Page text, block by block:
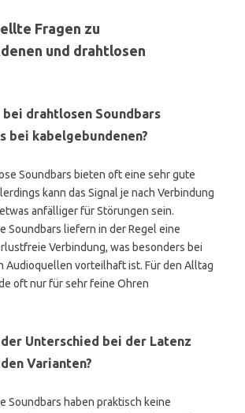
Fragen zu
und drahtlosen
drahtlosen Soundbars
bei kabelgebundenen?
Soundbars bieten oft eine sehr gute
kann das Signal je nach Verbindung
anfälliger für Störungen sein.
Soundbars liefern in der Regel eine
Verbindung, was besonders bei
Audioquellen vorteilhaft ist. Für den Alltag
oft nur für sehr feine Ohren
Unterschied bei der Latenz
Varianten?
Soundbars haben praktisch keine